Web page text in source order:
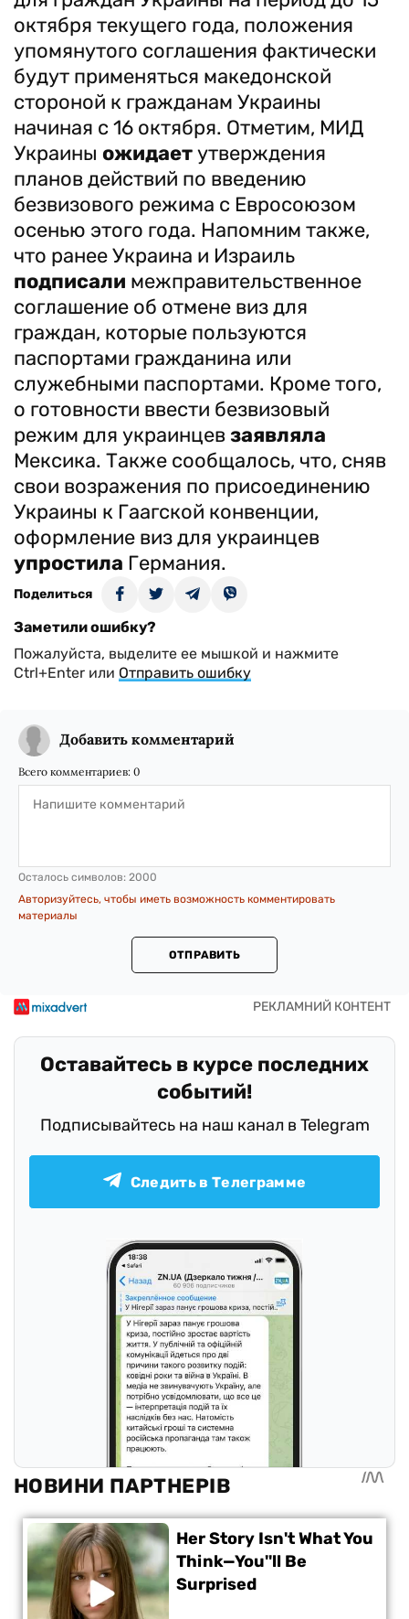
октября текущего года, положения
упомянутого соглашения фактически
будут применяться македонской
стороной к гражданам Украины
начиная с 16 октября. Отметим, МИД
Украины ожидаетутверждения
планов действий по введению
безвизового режима с Евросоюзом
осенью этого года. Напомним также,
что ранее Украина и Израиль
подписали межправительственное
соглашение об отмене виз для
граждан, которые пользуются
паспортами гражданина или
служебными паспортами. Кроме того,
о готовности ввести безвизовый
режим для украинцев заявляла
Мексика. Также сообщалось, что, сняв
свои возражения по присоединению
Украины к Гаагской конвенции,
оформление виз для украинцев
упростила Германия.
Поделиться
Заметили ошибку?
Пожалуйста, выделите ее мышкой и нажмите
Ctrl+Enter или Отправить ошибку
Добавить комментарий
Всего комментариев: 0
Осталось символов: 2000
Авторизуйтесь, чтобы иметь возможность комментировать
материалы
ОТПРАВИТЬ
Оставайтесь в курсе последних
событий!
Подписывайтесь на наш канал в Telegram
Следить в Телеграмме